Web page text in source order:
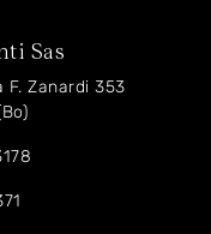
Sas
F. Zanardi 353